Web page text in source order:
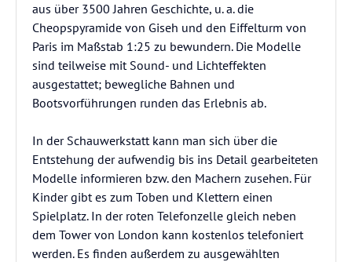
aus über 3500 Jahren Geschichte, u. a. die
Cheopspyramide von Giseh und den Eiffelturm von
Paris im Maßstab 1:25 zu bewundern. Die Modelle
sind teilweise mit Sound- und Lichteffekten
ausgestattet; bewegliche Bahnen und
Bootsvorführungen runden das Erlebnis ab.
In der Schauwerkstatt kann man sich über die
Entstehung der aufwendig bis ins Detail gearbeiteten
Modelle informieren bzw. den Machern zusehen. Für
Kinder gibt es zum Toben und Klettern einen
Spielplatz. In der roten Telefonzelle gleich neben
dem Tower von London kann kostenlos telefoniert
werden. Es finden außerdem zu ausgewählten